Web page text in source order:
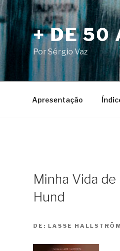
+ DE 50
Por Sérgio Vaz
Apresentação
Minha Vida
Hund
DE: LASSE